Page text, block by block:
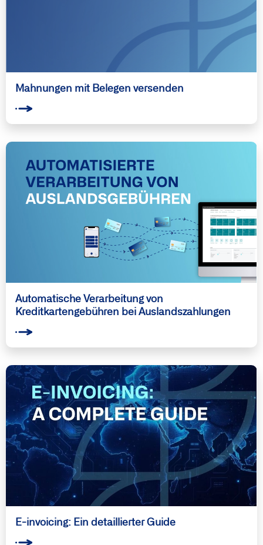
Mahnungen mit Belegen versenden
Automatische Verarbeitung von
Kreditkartengebühren bei Auslandszahlungen
E-invoicing: Ein detaillierter Guide